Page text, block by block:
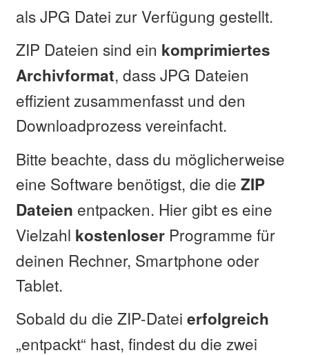
als JPG Datei zur Verfügung gestellt.
ZIP Dateien sind ein komprimiertes
Archivformat, dass JPG Dateien
effizient zusammenfasst und den
Downloadprozess vereinfacht.
Bitte beachte, dass du möglicherweise
eine Software benötigst, die die ZIP
Dateien entpacken. Hier gibt es eine
Vielzahl kostenloserProgramme für
deinen Rechner, Smartphone oder
Tablet.
Sobald du die ZIP-Datei erfolgreich
„entpackt“ hast, findest du die zwei